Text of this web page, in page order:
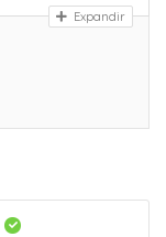
Expandir